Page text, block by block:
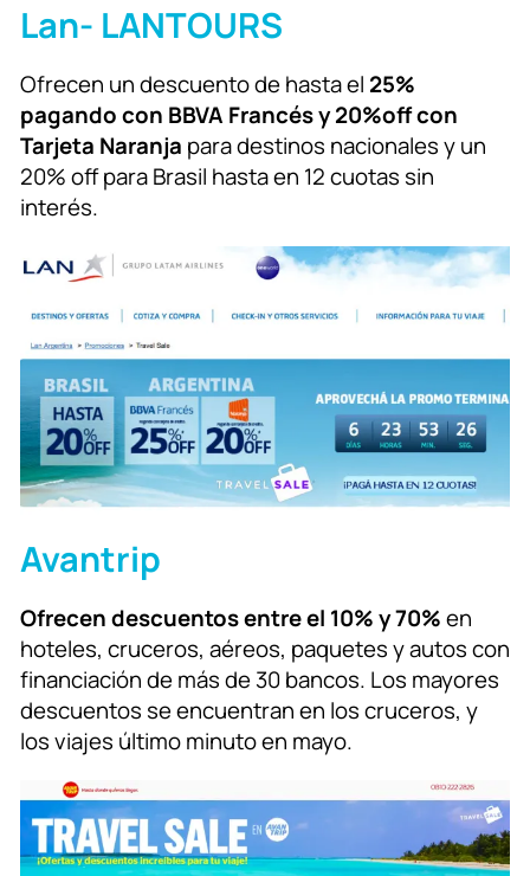
Lan- LANTOURS
Ofrecen un descuento de hasta el 25%
pagando con BBVA Francés y 20%off con
Tarjeta Naranja para destinos nacionales y un
20% off para Brasil hasta en 12 cuotas sin
interés.
Avantrip
Ofrecen descuentos entre el 10% y 70%en
hoteles, cruceros, aéreos, paquetes y autos con
financiación de más de 30 bancos. Los mayores
descuentos se encuentran en los cruceros, y
los viajes último minuto en mayo.